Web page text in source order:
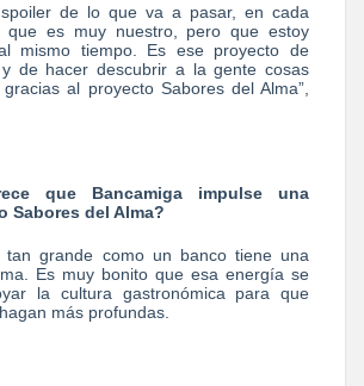
de lo que va a pasar, en cada
que es muy nuestro, pero que estoy
mismo tiempo. Es ese proyecto de
y de hacer descubrir a la gente cosas
al proyecto Sabores del Alma”,
que Bancamiga impulse una
Sabores del Alma?
tan grande como un banco tiene una
Es muy bonito que esa energía se
la cultura gastronómica para que
más profundas.